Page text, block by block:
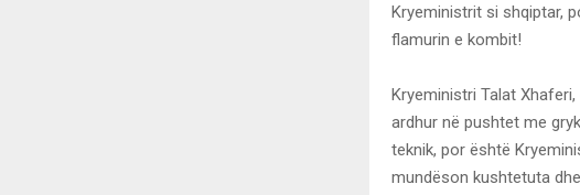
Kryeministrit si shqiptar,
flamurin e kombit!
Kryeministri Talat
ardhur në pushtet me
teknik, por është
mundëson kushtetuta